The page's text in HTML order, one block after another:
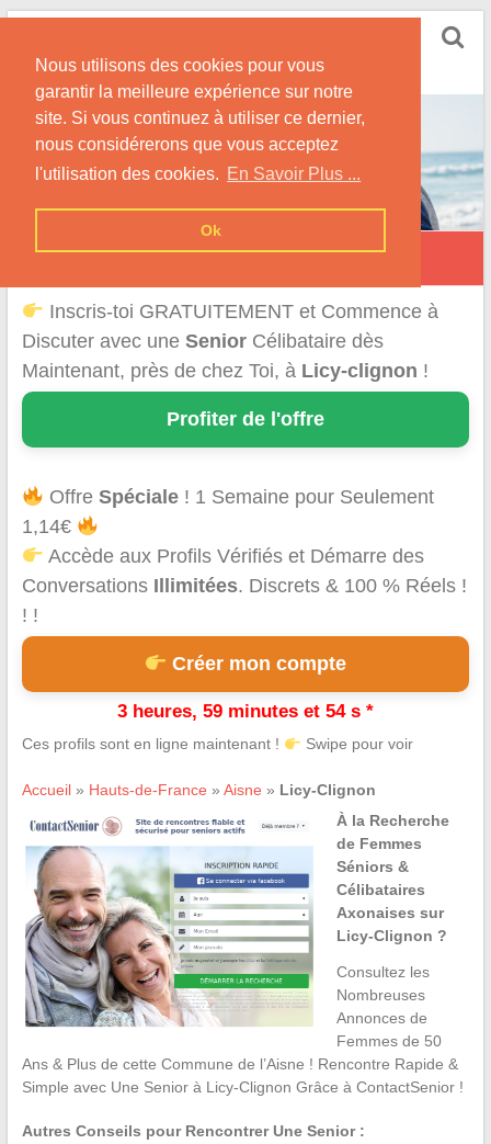
Nous utilisons des cookies pour vous
garantir la meilleure expérience sur notre
site. Si vous continuez à utiliser ce dernier,
nous considérerons que vous acceptez
l'utilisation des cookies. En Savoir Plus ...
Ok
Skip
content
Conseils & Infos pour la Rencontre d'une Senior
Licy-Clignon
Inscris-toi GRATUITEMENT et Commence à
Discuter avec une SeniorCélibataire dès
Maintenant, près de chez Toi, à Licy-clignon !
Profiter de l'offre
OffreSpéciale ! 1 Semaine pour Seulement
1,14€
Accède aux Profils Vérifiés et Démarre des
Conversations Illimitées. Discrets & 100 % Réels !
! !
Créer mon compte
3 heures, 59 minutes et 54 s *
Ces profils sont en ligne maintenant ! Swipe pour voir
Accueil» Hauts-de-France » Aisne » Licy-Clignon
À la Recherche
de Femmes
Séniors &
Célibataires
Axonaises sur
Licy-Clignon ?
Consultez les
Nombreuses
Annonces de
Femmes de 50
Ans & Plus de cette Commune de l’Aisne ! Rencontre Rapide &
Simple avec Une Senior à Licy-Clignon Grâce à ContactSenior !
Autres Conseils pour Rencontrer Une Senior :